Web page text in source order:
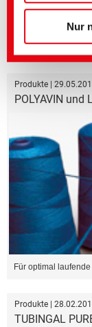
Nur
Flammschutz für
Produkte |
POLYAVIN und
Für optimal
Produkte |
TUBINGAL